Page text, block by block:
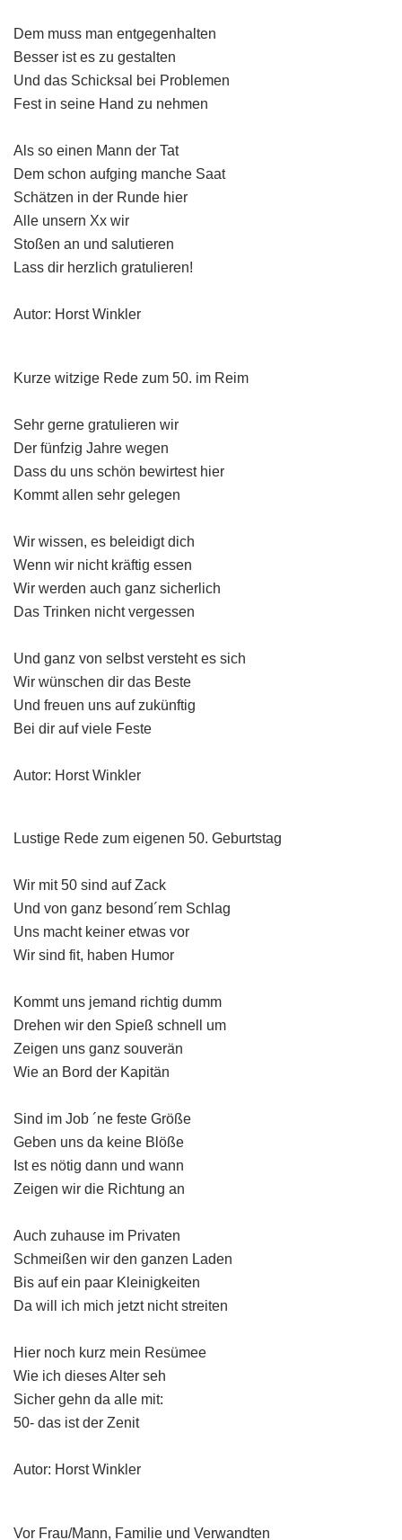
Dem muss man entgegenhalten
Besser ist es zu gestalten
Und das Schicksal bei Problemen
Fest in seine Hand zu nehmen
Als so einen Mann der Tat
Dem schon aufging manche Saat
Schätzen in der Runde hier
Alle unsern Xx wir
Stoßen an und salutieren
Lass dir herzlich gratulieren!
Autor: Horst Winkler
Kurze witzige Rede zum 50. im Reim
Sehr gerne gratulieren wir
Der fünfzig Jahre wegen
Dass du uns schön bewirtest hier
Kommt allen sehr gelegen
Wir wissen, es beleidigt dich
Wenn wir nicht kräftig essen
Wir werden auch ganz sicherlich
Das Trinken nicht vergessen
Und ganz von selbst versteht es sich
Wir wünschen dir das Beste
Und freuen uns auf zukünftig
Bei dir auf viele Feste
Autor: Horst Winkler
Lustige Rede zum eigenen 50. Geburtstag
Wir mit 50 sind auf Zack
Und von ganz besond´rem Schlag
Uns macht keiner etwas vor
Wir sind fit, haben Humor
Kommt uns jemand richtig dumm
Drehen wir den Spieß schnell um
Zeigen uns ganz souverän
Wie an Bord der Kapitän
Sind im Job ´ne feste Größe
Geben uns da keine Blöße
Ist es nötig dann und wann
Zeigen wir die Richtung an
Auch zuhause im Privaten
Schmeißen wir den ganzen Laden
Bis auf ein paar Kleinigkeiten
Da will ich mich jetzt nicht streiten
Hier noch kurz mein Resümee
Wie ich dieses Alter seh
Sicher gehn da alle mit:
50- das ist der Zenit
Autor: Horst Winkler
Vor Frau/Mann, Familie und Verwandten